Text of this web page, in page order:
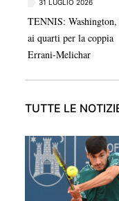
31 LUGLIO 2026
TENNIS: Washington,
ai quarti per la coppia
Errani-Melichar
TUTTE LE